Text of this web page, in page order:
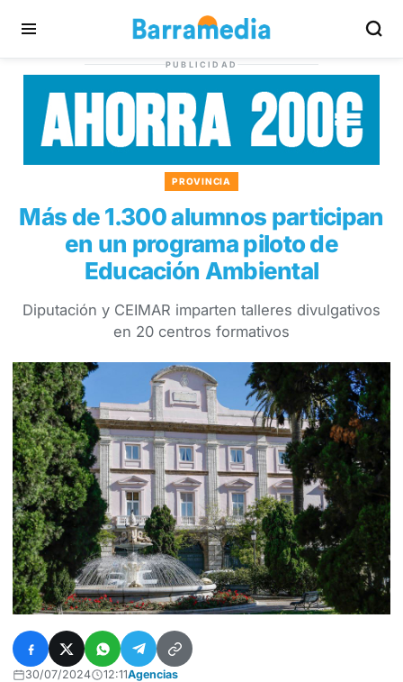
PUBLICIDAD
PROVINCIA
Más de 1.300 alumnos participan
en un programa piloto de
Educación Ambiental
Diputación y CEIMAR imparten talleres divulgativos
en 20 centros formativos
30/07/2024 12:11Agencias